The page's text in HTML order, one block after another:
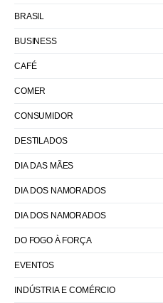
BRASIL
BUSINESS
CAFÉ
COMER
CONSUMIDOR
DESTILADOS
DIA DAS MÃES
DIA DOS NAMORADOS
DIA DOS NAMORADOS
DO FOGO À FORÇA
EVENTOS
INDÚSTRIA E COMÉRCIO